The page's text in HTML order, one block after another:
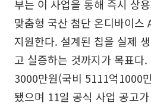
부는 이 사업을 통해 즉시 상
맞춤형 국산 첨단 온디바이스
지원한다. 설계된 칩을 실제
고 실증하는 것까지가 목표다
3000만원(국비 5111억1000
됐으며 11일 공식 사업 공고